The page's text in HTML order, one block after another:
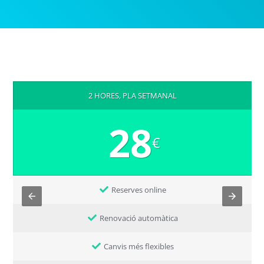
2 HORES, PLA SETMANAL
28€
Reserves online
Renovació automàtica
Canvis més flexibles